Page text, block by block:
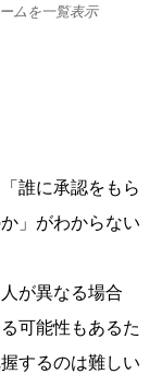
ムを一覧表示
誰に承認をもら
」がわからない
が異なる場合
可能性もあるた
するのは難しい